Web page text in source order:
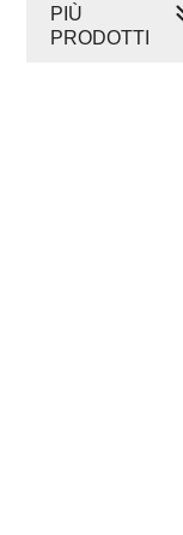
PIÙ
PRODOTTI